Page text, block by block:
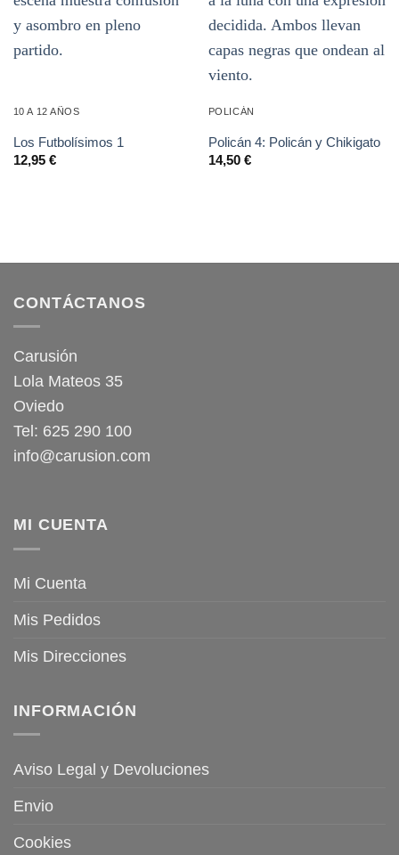
10 A 12 AÑOS
Los Futbolísimos 1
12,95 €
POLICÁN
Policán 4: Policán y Chikigato
14,50 €
CONTÁCTANOS
Carusión
Lola Mateos 35
Oviedo
Tel: 625 290 100
info@carusion.com
MI CUENTA
Mi Cuenta
Mis Pedidos
Mis Direcciones
INFORMACIÓN
Aviso Legal y Devoluciones
Envio
Cookies